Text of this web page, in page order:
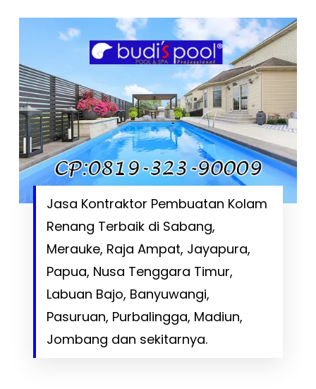
Jasa Kontraktor Pembuatan Kolam
Renang Terbaik di Sabang,
Merauke, Raja Ampat, Jayapura,
Papua, Nusa Tenggara Timur,
Labuan Bajo, Banyuwangi,
Pasuruan, Purbalingga, Madiun,
Jombang dan sekitarnya.